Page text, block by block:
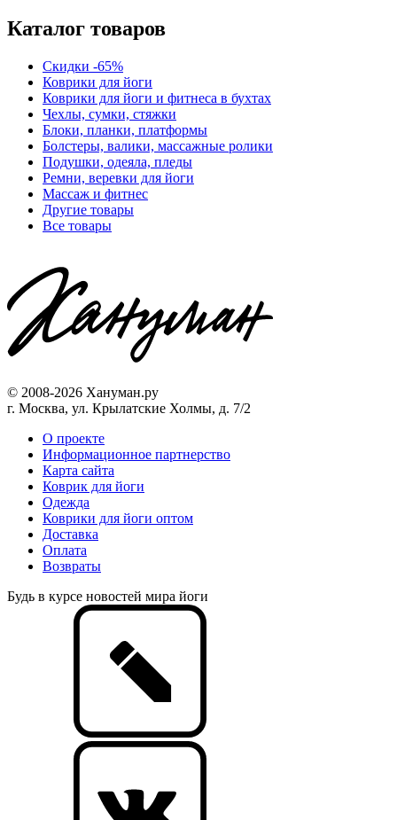
Каталог товаров
Скидки -65%
Коврики для йоги
Коврики для йоги и фитнеса в бухтах
Чехлы, сумки, стяжки
Блоки, планки, платформы
Болстеры, валики, массажные ролики
Подушки, одеяла, пледы
Ремни, веревки для йоги
Массаж и фитнес
Другие товары
Все товары
© 2008-2026 Хануман.ру
г. Москва, ул. Крылатские Холмы, д. 7/2
O проекте
Информационное партнерство
Карта сайта
Коврик для йоги
Одежда
Коврики для йоги оптом
Доставка
Оплата
Возвраты
Будь в курсе новостей мира йоги